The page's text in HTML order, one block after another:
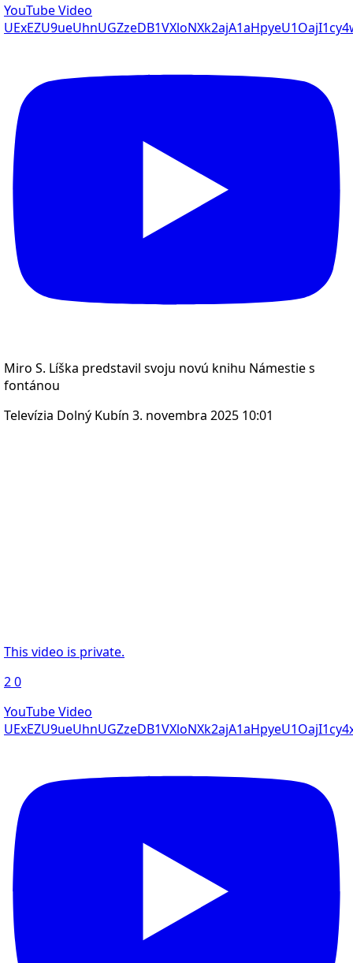
YouTube Video
Miro S. Líška predstavil svoju novú knihu Námestie s
fontánou
Televízia Dolný Kubín 3. novembra 2025 10:01
This video is private.
20
YouTube Video